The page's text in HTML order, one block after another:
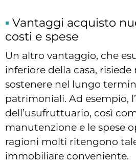
Vantaggi acquisto
costi e spese
Un altro vantaggio, che
inferiore della casa, risiede
sostenere nel lungo
patrimoniali. Ad esempio,
dell’usufruttuario, così
manutenzione e le spese
ragioni molti ritengono
immobiliare conveniente.